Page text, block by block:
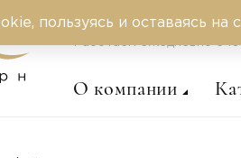
О компании
пользуясь и оставаясь на